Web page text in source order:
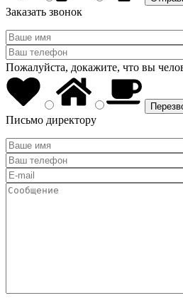
Заказать звонок
Пожалуйста, докажите, что вы
Письмо директору